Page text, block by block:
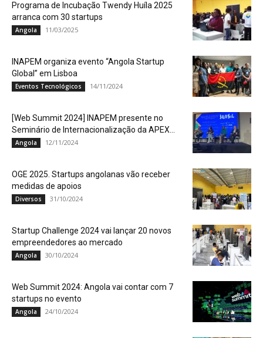
Programa de Incubação Twendy Huíla 2025
arranca com 30 startups
Angola 11/03/2025
INAPEM organiza evento “Angola Startup
Global” em Lisboa
Eventos Tecnológicos 14/11/2024
[Web Summit 2024] INAPEM presente no
Seminário de Internacionalização da APEX...
Angola 12/11/2024
OGE 2025. Startups angolanas vão receber
medidas de apoios
Diversos 31/10/2024
Startup Challenge 2024 vai lançar 20 novos
empreendedores ao mercado
Angola 30/10/2024
Web Summit 2024: Angola vai contar com 7
startups no evento
Angola 24/10/2024